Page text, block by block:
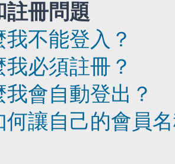
註冊問題
不能登入？
必須註冊？
我會自動登出？
何讓自己的會員